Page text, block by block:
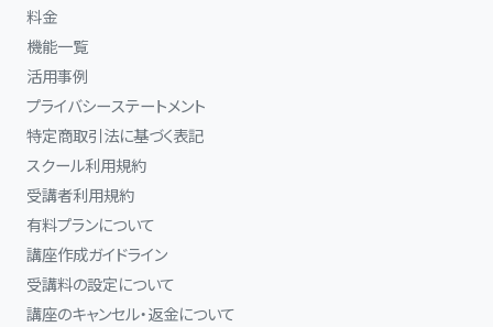
料金
機能一覧
活用事例
プライバシーステートメント
特定商取引法に基づく表記
スクール利用規約
受講者利用規約
有料プランについて
講座作成ガイドライン
受講料の設定について
講座のキャンセル・返金について